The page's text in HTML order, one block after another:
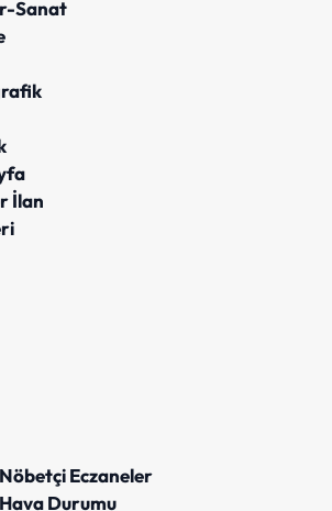
Sanat
İlan
Eczaneler
Durumu